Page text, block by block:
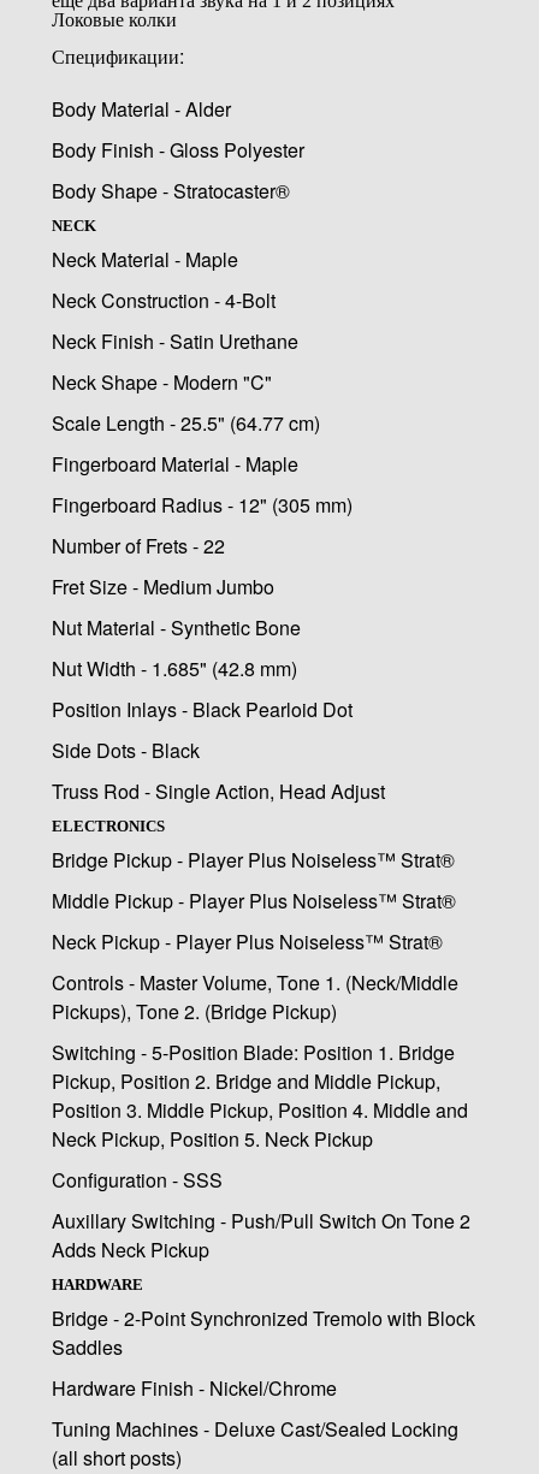
Локовые колки
Спецификации:
Body Material - Alder
Body Finish - Gloss Polyester
Body Shape - Stratocaster®
NECK
Neck Material - Maple
Neck Construction - 4-Bolt
Neck Finish - Satin Urethane
Neck Shape - Modern "C"
Scale Length - 25.5" (64.77 cm)
Fingerboard Material - Maple
Fingerboard Radius - 12" (305 mm)
Number of Frets - 22
Fret Size - Medium Jumbo
Nut Material - Synthetic Bone
Nut Width - 1.685" (42.8 mm)
Position Inlays - Black Pearloid Dot
Side Dots - Black
Truss Rod - Single Action, Head Adjust
ELECTRONICS
Bridge Pickup - Player Plus Noiseless™ Strat®
Middle Pickup - Player Plus Noiseless™ Strat®
Neck Pickup - Player Plus Noiseless™ Strat®
Controls - Master Volume, Tone 1. (Neck/Middle
Pickups), Tone 2. (Bridge Pickup)
Switching - 5-Position Blade: Position 1. Bridge
Pickup, Position 2. Bridge and Middle Pickup,
Position 3. Middle Pickup, Position 4. Middle and
Neck Pickup, Position 5. Neck Pickup
Configuration - SSS
Auxillary Switching - Push/Pull Switch On Tone 2
Adds Neck Pickup
HARDWARE
Bridge - 2-Point Synchronized Tremolo with Block
Saddles
Hardware Finish - Nickel/Chrome
Tuning Machines - Deluxe Cast/Sealed Locking
(all short posts)